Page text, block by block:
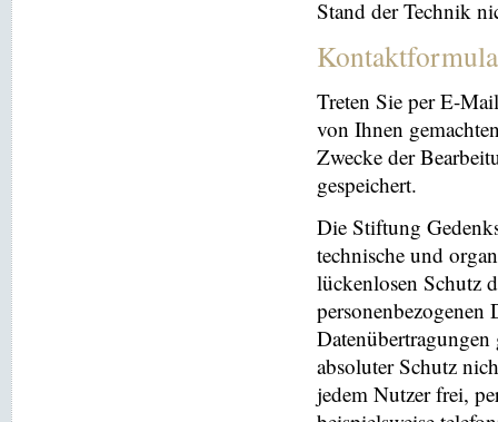
Stand der Technik
Treten Sie per E-
von Ihnen
Zwecke der
gespeichert.
Die Stiftung
technische und
lückenlosen Schutz
personenbezogenen
absoluter Schutz
jedem Nutzer frei,